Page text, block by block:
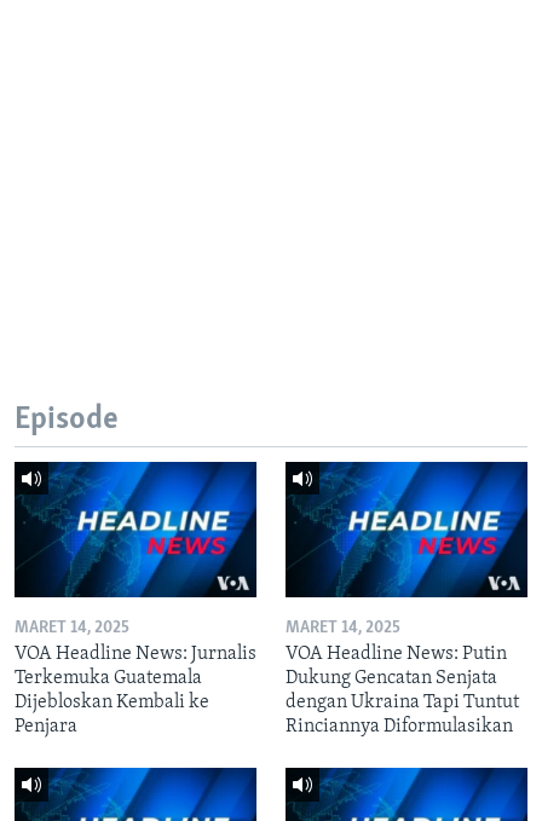
Episode
MARET 14, 2025
VOA Headline News: Jurnalis
Terkemuka Guatemala
Dijebloskan Kembali ke
Penjara
MARET 14, 2025
VOA Headline News: Putin
Dukung Gencatan Senjata
dengan Ukraina Tapi Tuntut
Rinciannya Diformulasikan